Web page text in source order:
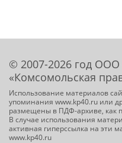
© 2007-2026 год ООО
«Комсомольская
Использование материалов
упоминания www.kp40.ru или
размещены в ПДФ-архиве, как
В случае использования
активная гиперссылка на эти
www.kp40.ru